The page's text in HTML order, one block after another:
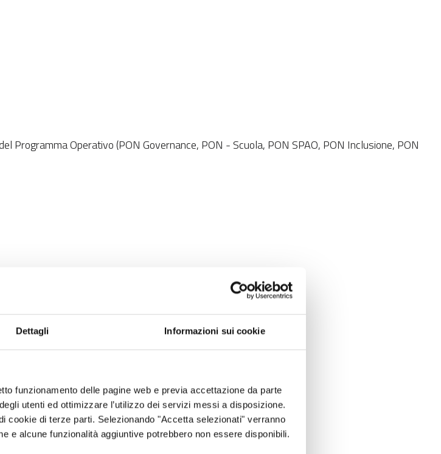
Dettagli Informazioni sui cookie
funzionamento delle pagine web e previa accettazione da parte
utenti ed ottimizzare l’utilizzo dei servizi messi a disposizione.
cookie di terze parti. Selezionando "Accetta selezionati" verranno
e alcune funzionalità aggiuntive potrebbero non essere disponibili.
Programma Operativo (PON Governance, PON - Scuola, PON SPAO, PON Inclusione, PON
e dell’Agricoltura;